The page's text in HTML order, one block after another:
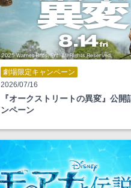
劇場限定キャンペーン
2026/07/16
『オークストリートの異変』公開
ンペーン